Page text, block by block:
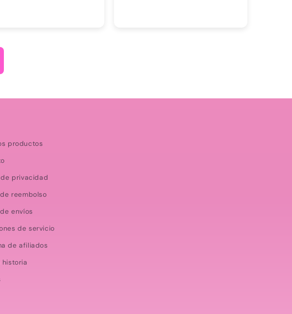
productos
privacidad
reembolso
envíos
de servicio
de afiliados
historia